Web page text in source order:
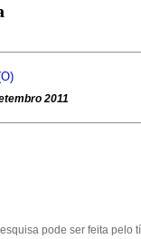
2011
pode ser feita pelo